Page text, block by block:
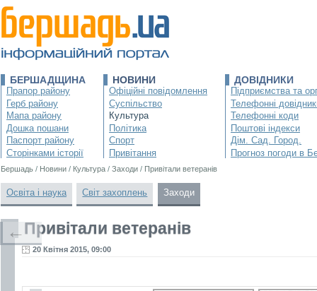
БЕРШАДЩИНА
Прапор району
Герб району
Мапа району
Дошка пошани
Паспорт району
Сторінками історії
НОВИНИ
Офіційні повідомлення
Суспільство
Культура
Політика
Спорт
Привітання
ДОВІДНИКИ
Підприємства та
Телефонні
Телефонні коди
Поштові індекси
Дім. Сад. Город.
Прогноз погоди в
Бершадь / Новини / Культура / Заходи / Привітали ветеранів
Освіта і наука Світ захоплень Заходи
Привітали ветеранів
20 Квітня 2015, 09:00
←